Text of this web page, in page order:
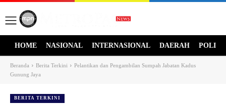
HOME NASIONAL INTERNASIONAL DAERAH
Beranda Berita Terkini
Pelantikan dan Pengambilan Sumpah Jabatan Kadus
Gunung Jaya
BERITA TERKINI